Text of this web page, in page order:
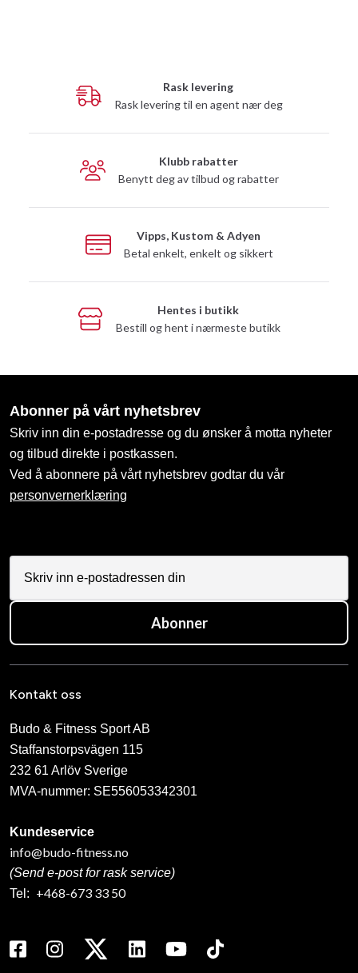
Rask levering
Rask levering til en agent nær deg
Klubb rabatter
Benytt deg av tilbud og rabatter
Vipps, Kustom & Adyen
Betal enkelt, enkelt og sikkert
Hentes i butikk
Bestill og hent i nærmeste butikk
Abonner på vårt nyhetsbrev
Skriv inn din e-postadresse og du ønsker å motta nyheter
og tilbud direkte i postkassen.
Ved å abonnere på vårt nyhetsbrev godtar du vår
personvernerklæring
Abonner
Kontakt oss
Budo & Fitness Sport AB
Staffanstorpsvägen 115
232 61 Arlöv Sverige
MVA-nummer: SE556053342301
Kundeservice
info@budo-fitness.no
(Send e-post for rask service)
Tel: +468-673 33 50